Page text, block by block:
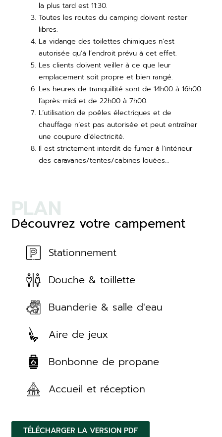
la plus tard est 11:30.
Toutes les routes du camping doivent rester
libres.
La vidange des toilettes chimiques n’est
autorisée qu’à l’endroit prévu à cet effet.
Les clients doivent veiller à ce que leur
emplacement soit propre et bien rangé.
Les heures de tranquillité sont de 14h00 à 16h00
l’après-midi et de 22h00 à 7h00.
L’utilisation de poêles électriques et de
chauffage n’est pas autorisée et peut entraîner
une coupure d’électricité.
Il est strictement interdit de fumer à l’intérieur
des caravanes/tentes/cabines louées…
PLAN
Découvrez votre campement
Stationnement
Douche & toillette
Buanderie & salle d'eau
Aire de jeux
Bonbonne de propane
Accueil et réception
TÉLÉCHARGER LA VERSION PDF